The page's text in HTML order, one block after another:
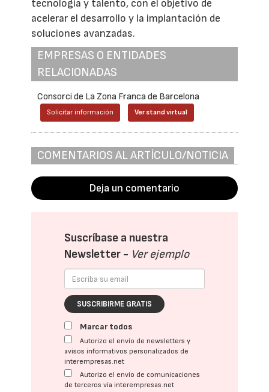
tecnología y talento, con el objetivo de
acelerar el desarrollo y la implantación de
soluciones avanzadas.
EMPRESAS O ENTIDADES
RELACIONADAS
Consorci de La Zona Franca de Barcelona
Solicitar información Ver stand virtual
COMENTARIOS AL ARTÍCULO/NOTICIA
Deja un comentario
Suscríbase a nuestra
Newsletter - Ver ejemplo
SUSCRIBIRME GRATIS
Marcar todos
Autorizo el envío de newsletters y
avisos informativos personalizados de
interempresas.net
Autorizo el envío de comunicaciones
de terceros vía interempresas.net